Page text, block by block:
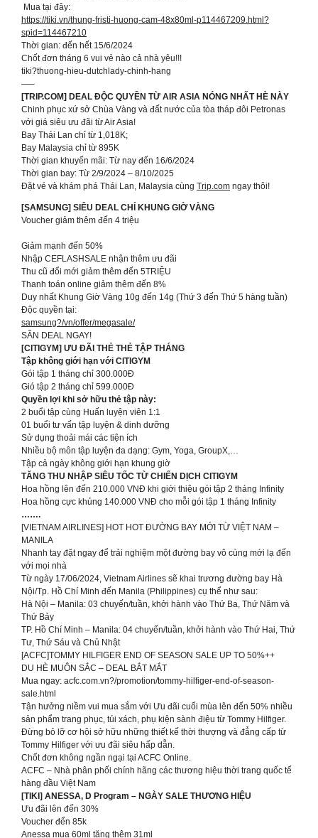
️ Mua tại đây:
https://tiki.vn/thung-fristi-huong-cam-48x80ml-p114467209.html?
spid=114467210
Thời gian: đến hết 15/6/2024
Chốt đơn tháng 6 vui vẻ nào cả nhà yêu!!!
tiki?thuong-hieu-dutchlady-chinh-hang
—–
[TRIP.COM] DEAL ĐỘC QUYỀN TỪ AIR ASIA NÓNG NHẤT HÈ NÀY
Chinh phục xứ sở Chùa Vàng và đất nước của tòa tháp đôi Petronas
với giá siêu ưu đãi từ Air Asia!
Bay Thái Lan chỉ từ 1,018K;
Bay Malaysia chỉ từ 895K
Thời gian khuyến mãi: Từ nay đến 16/6/2024
Thời gian bay: Từ 2/9/2024 – 8/10/2025
Đặt vé và khám phá Thái Lan, Malaysia cùng Trip.com ngay thôi!
[SAMSUNG] SIÊU DEAL CHỈ KHUNG GIỜ VÀNG
Voucher giảm thêm đến 4 triệu
Giảm mạnh đến 50%
Nhập CEFLASHSALE nhận thêm ưu đãi
Thu cũ đổi mới giảm thêm đến 5TRIỆU
Thanh toán online giảm thêm đến 8%
Duy nhất Khung Giờ Vàng 10g đến 14g (Thứ 3 đến Thứ 5 hàng tuần)
Độc quyền tại:
samsung?/vn/offer/megasale/
SĂN DEAL NGAY!
[CITIGYM] ƯU ĐÃI THẺ THẺ TẬP THÁNG
Tập không giới hạn với CITIGYM
Gói tập 1 tháng chỉ 300.000Đ
Gió tập 2 tháng chỉ 599.000Đ
Quyền lợi khi sở hữu thẻ tập này:
2 buổi tập cùng Huấn luyện viên 1:1
01 buổi tư vấn tập luyện & dinh dưỡng
Sử dụng thoải mái các tiện ích
Nhiều bộ môn tập luyện đa dạng: Gym, Yoga, GroupX,…
Tập cả ngày không giới hạn khung giờ
TĂNG THU NHẬP SIÊU TỐC TỪ CHIẾN DỊCH CITIGYM
Hoa hồng lên đến 210.000 VNĐ khi giới thiệu gói tập 2 tháng Infinity
Hoa hồng cực khủng 140.000 VNĐ cho mỗi gói tập 1 tháng Infinity
…….
[VIETNAM AIRLINES] HOT HOT ĐƯỜNG BAY MỚI TỪ VIỆT NAM –
MANILA
Nhanh tay đặt ngay để trải nghiệm một đường bay vô cùng mới lạ đến
với mọi nhà
Từ ngày 17/06/2024, Vietnam Airlines sẽ khai trương đường bay Hà
Nội/Tp. Hồ Chí Minh đến Manila (Philippines) cụ thể như sau:
Hà Nội – Manila: 03 chuyến/tuần, khởi hành vào Thứ Ba, Thứ Năm và
Thứ Bảy
TP. Hồ Chí Minh – Manila: 04 chuyến/tuần, khởi hành vào Thứ Hai, Thứ
Tư, Thứ Sáu và Chủ Nhật
[ACFC]TOMMY HILFIGER END OF SEASON SALE UP TO 50%++
DU HÈ MUÔN SẮC – DEAL BẮT MẮT
Mua ngay: acfc.com.vn?/promotion/tommy-hilfiger-end-of-season-
sale.html
Tận hưởng niềm vui mua sắm với Ưu đãi cuối mùa lên đến 50% nhiều
sản phẩm trang phục, túi xách, phụ kiện sành điệu từ Tommy Hilfiger.
Đừng bỏ lỡ cơ hội sở hữu những thiết kế thời thượng và đẳng cấp từ
Tommy Hilfiger với ưu đãi siêu hấp dẫn.
Chốt đơn không ngần ngại tại ACFC Online.
ACFC – Nhà phân phối chính hãng các thương hiệu thời trang quốc tế
hàng đầu Việt Nam
[TIKI] ANESSA, D Program – NGÀY SALE THƯƠNG HIỆU
Ưu đãi lên đến 30%
Voucher đến 85k
Anessa mua 60ml tặng thêm 31ml